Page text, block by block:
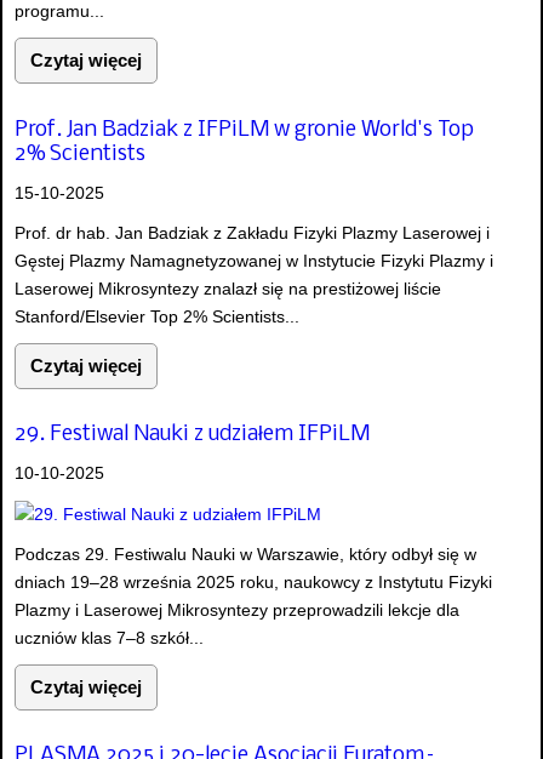
programu...
Czytaj więcej
Prof. Jan Badziak z IFPiLM w gronie World's Top
2% Scientists
15-10-2025
Prof. dr hab. Jan Badziak z Zakładu Fizyki Plazmy Laserowej i
Gęstej Plazmy Namagnetyzowanej w Instytucie Fizyki Plazmy i
Laserowej Mikrosyntezy znalazł się na prestiżowej liście
Stanford/Elsevier Top 2% Scientists...
Czytaj więcej
29. Festiwal Nauki z udziałem IFPiLM
10-10-2025
Podczas 29. Festiwalu Nauki w Warszawie, który odbył się w
dniach 19–28 września 2025 roku, naukowcy z Instytutu Fizyki
Plazmy i Laserowej Mikrosyntezy przeprowadzili lekcje dla
uczniów klas 7–8 szkół...
Czytaj więcej